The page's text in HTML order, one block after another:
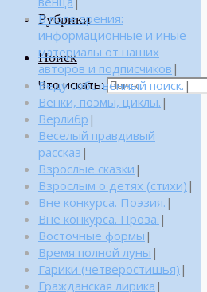
Рубрики
Поиск
Что искать:
В поле зрения:
информационные и иные
материалы от наших
авторов и подписчиков |
Веду собственный поиск. |
Венки, поэмы, циклы. |
Верлибр |
Веселый правдивый
рассказ |
Взрослые сказки |
Взрослым о детях (стихи) |
Вне конкурса. Поэзия. |
Вне конкурса. Проза. |
Восточные формы |
Время полной луны |
Гарики (четверостишья) |
Гражданская лирика |